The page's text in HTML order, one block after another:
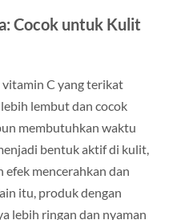
Cocok untuk Kulit
C yang terikat
lembut dan cocok
membutuhkan waktu
bentuk aktif di kulit,
mencerahkan dan
itu, produk dengan
lebih ringan dan nyaman